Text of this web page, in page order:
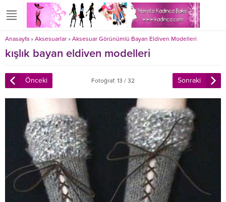
Anasayfa » Aksesuarlar » Aksesuar Görünümlü Bayan Eldiven Modelleri
kışlık bayan eldiven modelleri
Önceki Fotoğraf: 13 / 32 Sonraki